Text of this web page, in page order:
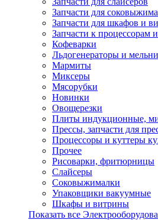
Запчасти для
Запчасти для шкафов и
Запчасти к процессорам
Кофеварки
Льдогенераторы и
Мармиты
Миксеры
Мясорубки
Новинки
Овощерезки
Плиты индукционные,
Прессы, запчасти для
Процессоры и куттеры
Прочее
Рисоварки, фритюрницы
Слайсеры
Соковыжималки
Упаковщики вакуумные
Шкафы и витрины
Показать все